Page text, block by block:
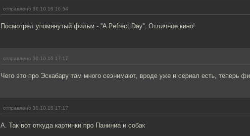
отправлено 30.10.16 16:54
Посмотрел упомянутый фильм - ''A Pefrect Day''. Отличное кино!
отправлено 30.10.16 17:17
Чего это про Эскабару там много сеэнимают, вроде уже и сериал есть, теперь
отправлено 30.10.16 17:17
A. Так вот откуда картинки про Паниниа и собак